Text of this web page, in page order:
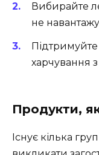
Вибирайте
не
харчування
Продукти,
Існує кілька